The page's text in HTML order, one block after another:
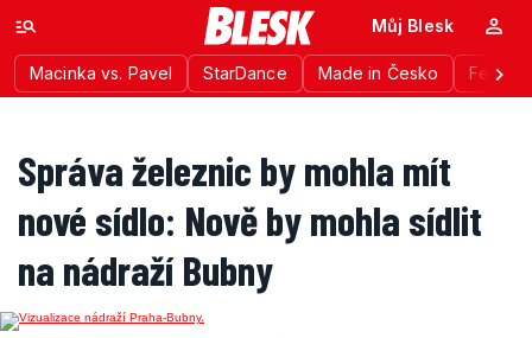
Macinka vs. Pavel StarDance Made in Česko
Můj Blesk
Správa železnic by mohla mít
nové sídlo: Nově by mohla sídlit
na nádraží Bubny